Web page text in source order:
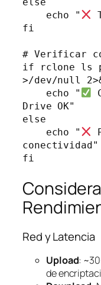
    echo "
fi
# Verificar
if rclone ls
>/dev/null
    echo "
Drive OK"
else
    echo "
conectividad"
Red y Latencia
Upload:
de